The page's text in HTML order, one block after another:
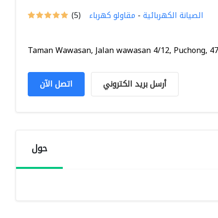
(5) الصيانة الكهربائية- مقاولو كهرباء
Taman Wawasan, Jalan wawasan 4/12, Puchong,
اتصل الآن أرسل بريد الكتروني
حول